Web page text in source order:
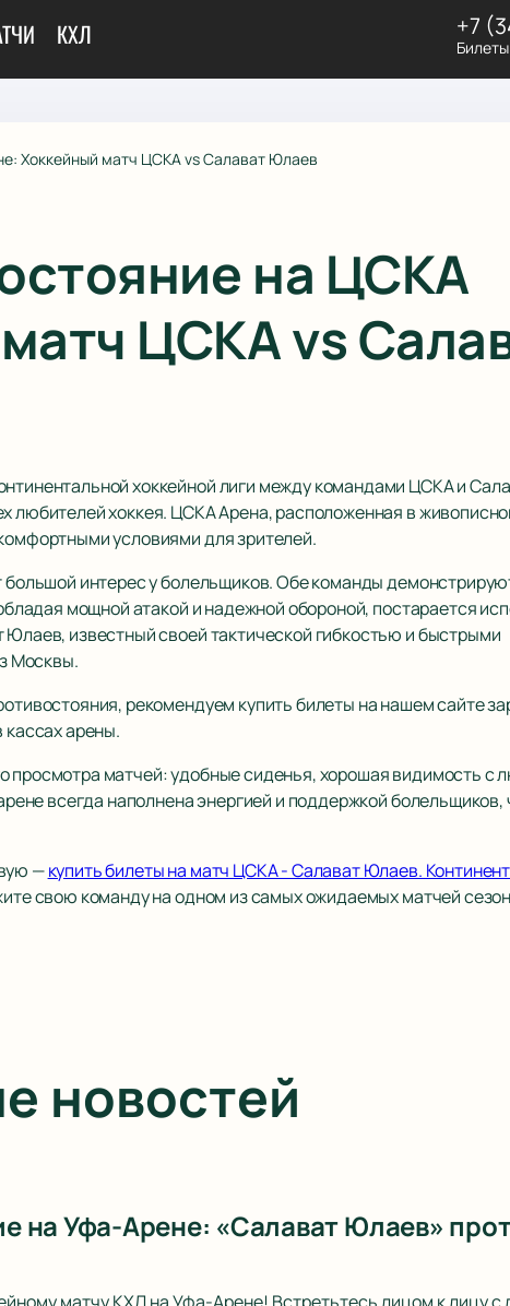
КХЛ +7
Хоккейный матч ЦСКА vs Салават Юлаев
на ЦСКА
ЦСКА vs
хоккейной лиги между командами ЦСКА и
любителей хоккея. ЦСКА Арена, расположенная в
условиями для зрителей.
большой интерес у болельщиков. Обе команды
мощной атакой и надежной обороной, постарается
известный своей тактической гибкостью и быстрыми
Москвы.
рекомендуем купить билеты на нашем сайте
арены.
матчей: удобные сиденья, хорошая видимость с
всегда наполнена энергией и поддержкой болельщиков,
—купить билеты на матч ЦСКА - Салават Юлаев.
свою команду на одном из самых ожидаемых матчей
новостей
на Уфа-Арене: «Салават Юлаев»